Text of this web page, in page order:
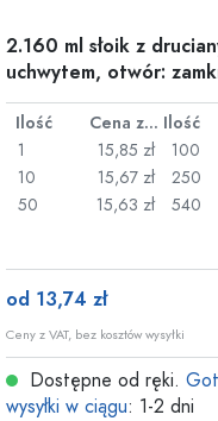
2.160 ml słoik z
uchwytem, otwór:
drucianym uchwytem
Ilość Cena za sztukę Ilość
1
15,85 zł
10
15,67 zł
50
15,63 zł
100
250
540
od 13,74 zł
Ceny z VAT, bez kosztów wysyłki
Dostępne od ręki.
wysyłki w ciągu: 1-2 dni